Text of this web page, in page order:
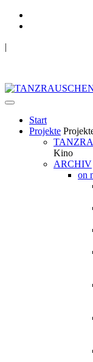
|
Start
Projekte
Kino
ARCHIV
on